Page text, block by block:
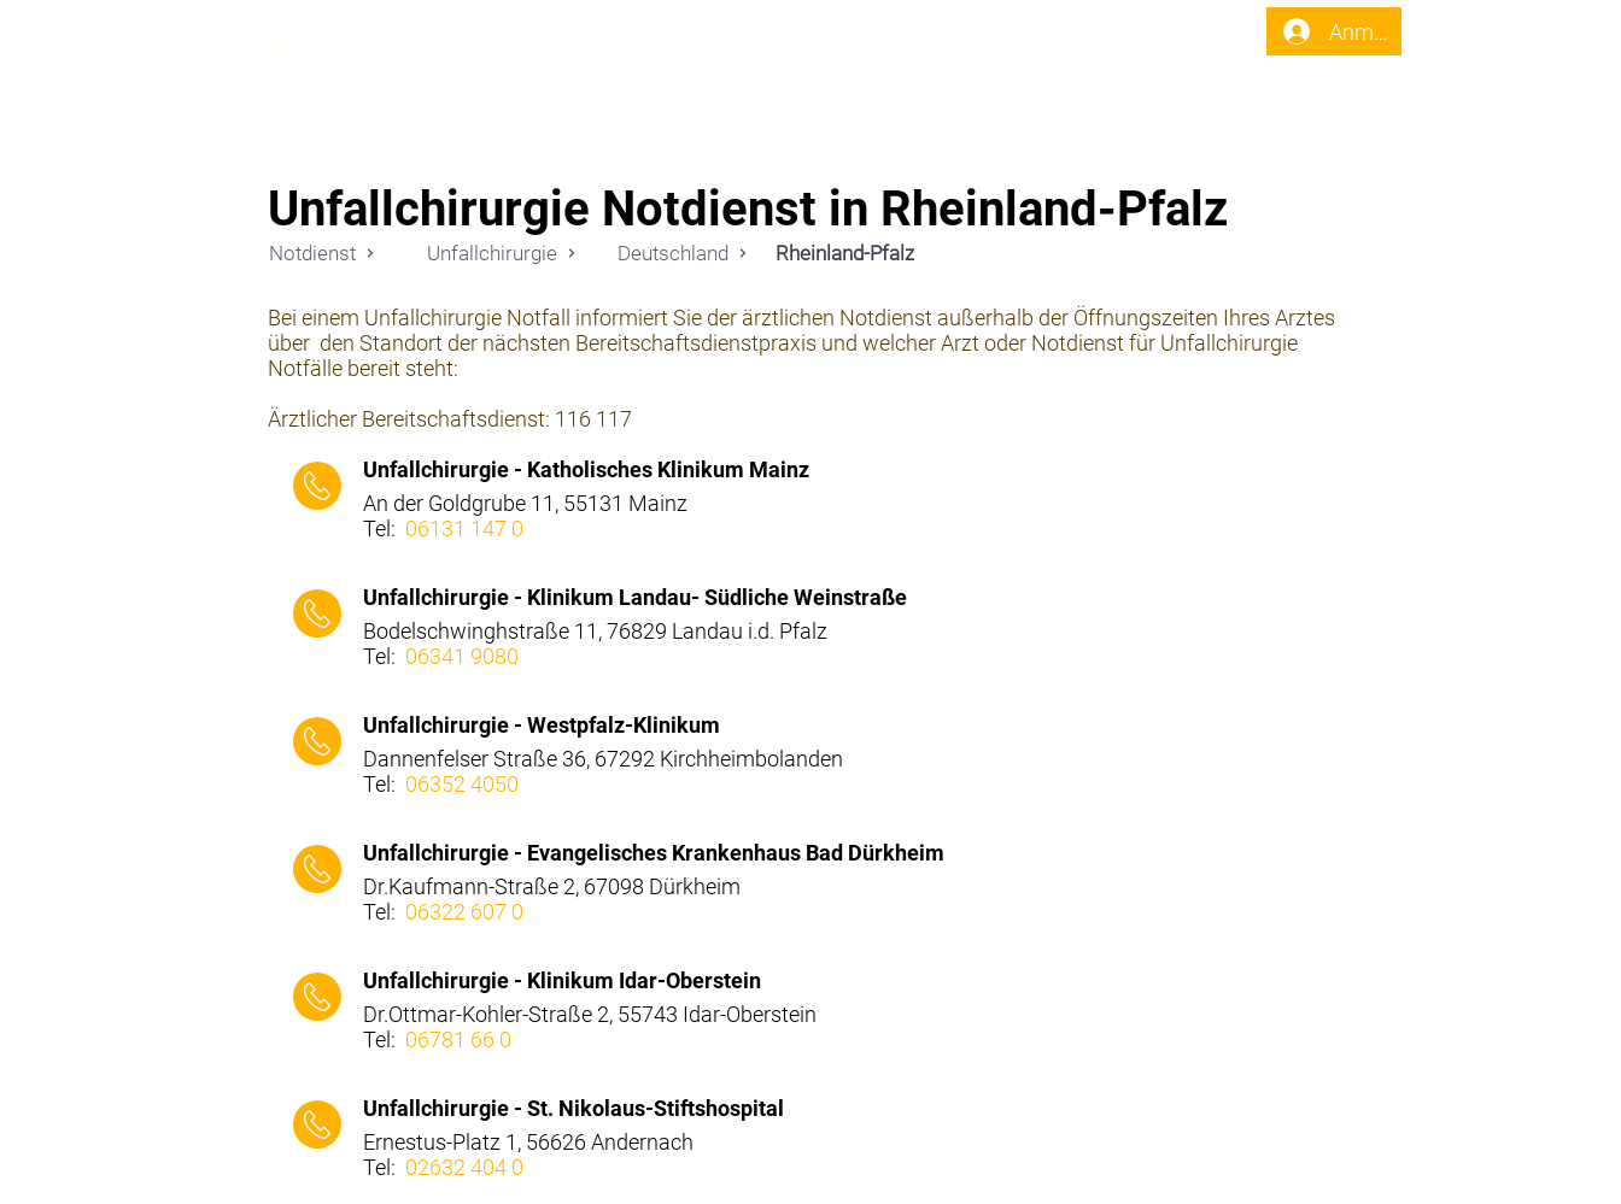
Anmelden
Unfallchirurgie Notdienst in Rheinland-Pfalz
Notdienst Unfallchirurgie Rheinland-Pfalz
Deutschland
Bei einem Unfallchirurgie Notfall informiert Sie der ärztlichen Notdienst außerhalb der Öffnungszeiten Ihres Arztes
über den Standort der nächsten Bereitschaftsdienstpraxis und welcher Arzt oder Notdienst für Unfallchirurgie
Notfälle bereit steht:
Ärztlicher Bereitschaftsdienst: 116 117
Unfallchirurgie - Katholisches Klinikum Mainz
An der Goldgrube 11, 55131 Mainz
Tel: 06131 147 0
Unfallchirurgie - Klinikum Landau- Südliche Weinstraße
Bodelschwinghstraße 11, 76829 Landau i.d. Pfalz
Tel: 06341 9080
Unfallchirurgie - Westpfalz-Klinikum
Dannenfelser Straße 36, 67292 Kirchheimbolanden
Tel: 06352 4050
Unfallchirurgie - Evangelisches Krankenhaus Bad Dürkheim
Dr.Kaufmann-Straße 2, 67098 Dürkheim
Tel: 06322 607 0
Unfallchirurgie - Klinikum Idar-Oberstein
Dr.Ottmar-Kohler-Straße 2, 55743 Idar-Oberstein
Tel: 06781 66 0
Unfallchirurgie - St. Nikolaus-Stiftshospital
Ernestus-Platz 1, 56626 Andernach
Tel: 02632 404 0